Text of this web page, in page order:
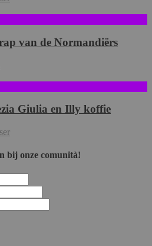
van de Normandiërs
Giulia en Illy koffie
bij onze comunità!